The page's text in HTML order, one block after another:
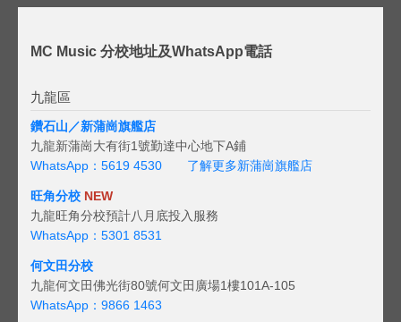
MC Music 分校地址及WhatsApp電話
九龍區
鑽石山／新蒲崗旗艦店
九龍新蒲崗大有街1號勤達中心地下A鋪
WhatsApp：5619 4530
了解更多新蒲崗旗艦店
旺角分校 NEW
九龍旺角分校預計八月底投入服務
WhatsApp：5301 8531
何文田分校
九龍何文田佛光街80號何文田廣場1樓101A-105
WhatsApp：9866 1463